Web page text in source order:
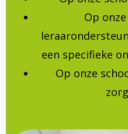
Op
een specifieke
Op onze